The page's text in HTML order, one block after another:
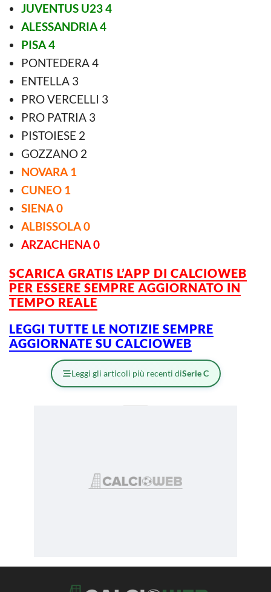
JUVENTUS U23 4
ALESSANDRIA 4
PISA 4
PONTEDERA 4
ENTELLA 3
PRO VERCELLI 3
PRO PATRIA 3
PISTOIESE 2
GOZZANO 2
NOVARA 1
CUNEO 1
SIENA 0
ALBISSOLA 0
ARZACHENA 0
SCARICA GRATIS L’APP DI CALCIOWEB
PER ESSERE SEMPRE AGGIORNATO IN
TEMPO REALE
LEGGI TUTTE LE NOTIZIE SEMPRE
AGGIORNATE SU CALCIOWEB
Leggi gli articoli più recenti diSerie C